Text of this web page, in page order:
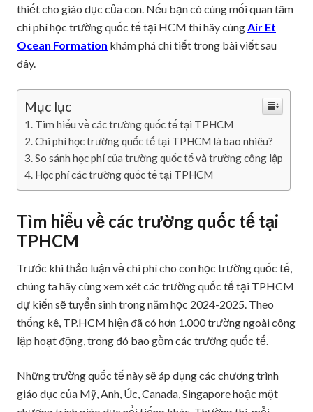
thiết cho giáo dục của con. Nếu bạn có cùng mối quan tâm
chi phí học trường quốc tế tại HCM thì hãy cùngAir Et
Ocean Formation khám phá chi tiết trong bài viết sau
đây.
Mục lục
Tìm hiểu về các trường quốc tế tại TPHCM
Chi phí học trường quốc tế tại TPHCM là bao nhiêu?
So sánh học phí của trường quốc tế và trường công lập
Học phí các trường quốc tế tại TPHCM
Tìm hiểu về các trường quốc tế tại
TPHCM
Trước khi thảo luận về chi phí cho con học trường quốc tế,
chúng ta hãy cùng xem xét các trường quốc tế tại TPHCM
dự kiến sẽ tuyển sinh trong năm học 2024-2025. Theo
thống kê, TP.HCM hiện đã có hơn 1.000 trường ngoài công
lập hoạt động, trong đó bao gồm các trường quốc tế.
Những trường quốc tế này sẽ áp dụng các chương trình
giáo dục của Mỹ, Anh, Úc, Canada, Singapore hoặc một